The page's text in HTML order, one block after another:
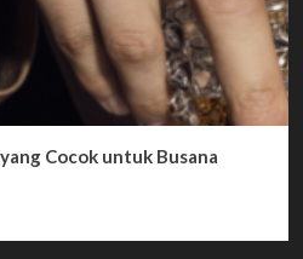
Cocok untuk Busana